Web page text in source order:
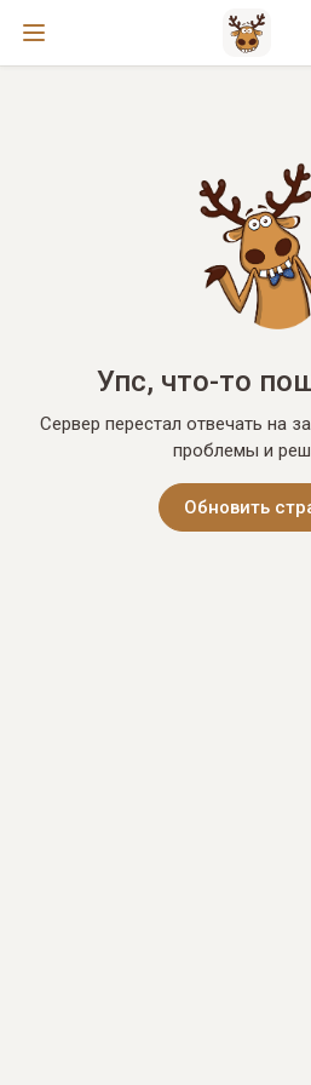
Упс, что-то
Сервер перестал отвечать на
проблемы и
Обновить